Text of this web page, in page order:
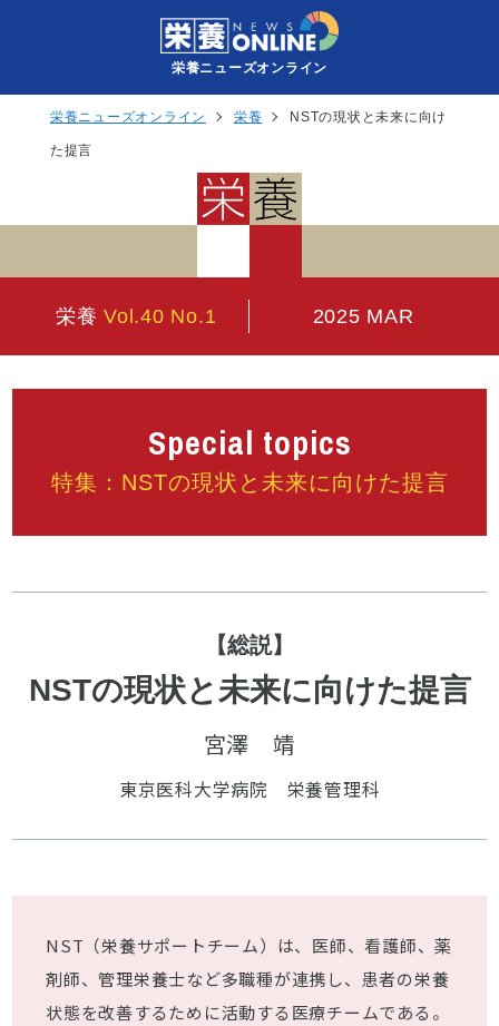
栄養ニューズオンライン
栄養ニューズオンライン 栄養 NSTの現状と未来に向け
た提言
栄養 Vol.40 No.1 2025 MAR
Special topics
特集：NSTの現状と未来に向けた提言
【総説】
NSTの現状と未来に向けた提言
宮澤 靖
東京医科大学病院 栄養管理科
NST（栄養サポートチーム）は、医師、看護師、薬
剤師、管理栄養士など多職種が連携し、患者の栄養
状態を改善するために活動する医療チームである。